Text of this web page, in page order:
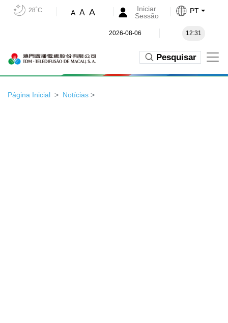
28˚C A A A
Iniciar
Sessão
PT
2026-08-06 12:31
Pesquisar
Página Inicial Notícias >